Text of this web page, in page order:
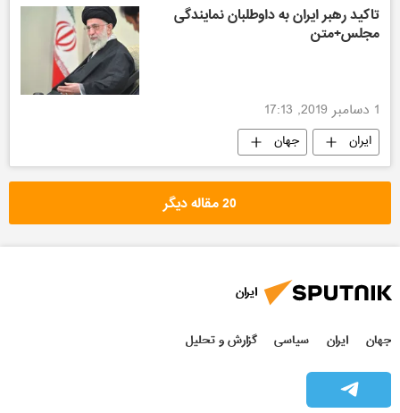
تاکید رهبر ایران به داوطلبان نمایندگی
مجلس+متن
1 دسامبر 2019, 17:13
ایران جهان
20 مقاله دیگر
ایران
جهان ایران سیاسی گزارش و تحلیل